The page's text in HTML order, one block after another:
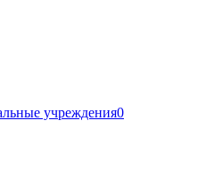
учреждения0